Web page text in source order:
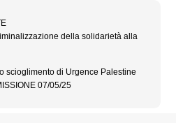
della solidarietà alla
scioglimento di Urgence Palestine
07/05/25